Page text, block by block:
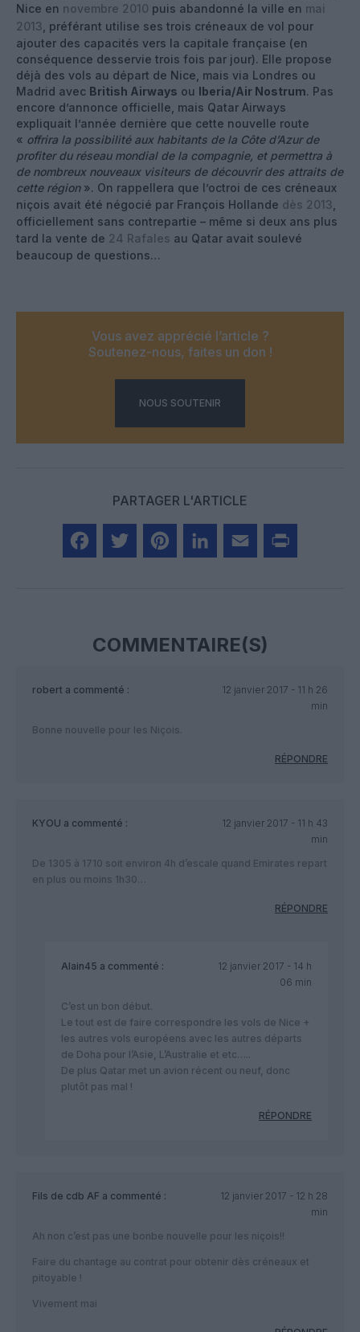
Nice en novembre 2010 puis abandonné la ville en mai
2013 , préférant utilise ses trois créneaux de vol pour
ajouter des capacités vers la capitale française (en
conséquence desservie trois fois par jour). Elle propose
déjà des vols au départ de Nice, mais via Londres ou
Madrid avec British Airways ou Iberia/Air Nostrum. Pas
encore d’annonce officielle, mais Qatar Airways
expliquait l’année dernière que cette nouvelle route
« offrira la possibilité aux habitants de la Côte d’Azur de
profiter du réseau mondial de la compagnie, et permettra à
de nombreux nouveaux visiteurs de découvrir des attraits de
cette région». On rappellera que l’octroi de ces créneaux
niçois avait été négocié par François Hollande dès 2013
officiellement sans contrepartie – même si deux ans plus
tard la vente de 24 Rafales au Qatar avait soulevé
beaucoup de questions…
Vous avez apprécié l’article ?
Soutenez-nous, faites un don !
NOUS SOUTENIR
PARTAGER L'ARTICLE
COMMENTAIRE(S)
robert a commenté :
12 janvier 2017 - 11 h 26
min
Bonne nouvelle pour les Niçois.
RÉPONDRE
KYOU a commenté :
12 janvier 2017 - 11 h 43
min
De 1305 à 1710 soit environ 4h d’escale quand Emirates repart
en plus ou moins 1h30…
RÉPONDRE
Alain45 a commenté :
12 janvier 2017 - 14 h
06 min
C’est un bon début.
Le tout est de faire correspondre les vols de Nice +
les autres vols européens avec les autres départs
de Doha pour l’Asie, L’Australie et etc…..
De plus Qatar met un avion récent ou neuf, donc
plutôt pas mal !
RÉPONDRE
Fils de cdb AF a commenté :
12 janvier 2017 - 12 h 28
min
Ah non c’est pas une bonbe nouvelle pour les niçois!!
Faire du chantage au contrat pour obtenir dès créneaux et
pitoyable !
Vivement mai